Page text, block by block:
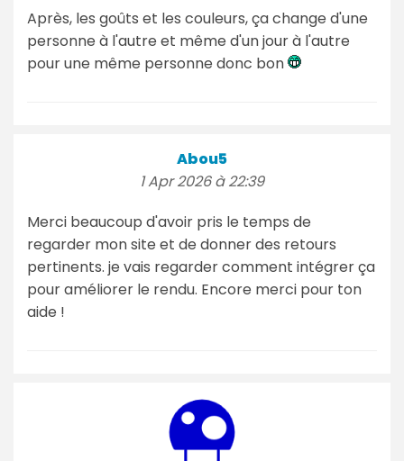
Après, les goûts et les couleurs, ça change d'une
personne à l'autre et même d'un jour à l'autre
pour une même personne donc bon
Abou5
1 Apr 2026 à 22:39
Merci beaucoup d'avoir pris le temps de
regarder mon site et de donner des retours
pertinents. je vais regarder comment intégrer ça
pour améliorer le rendu. Encore merci pour ton
aide !